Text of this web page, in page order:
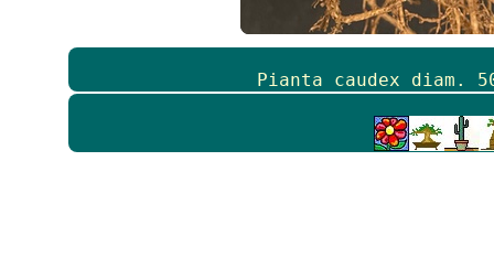
Pianta caudex diam.